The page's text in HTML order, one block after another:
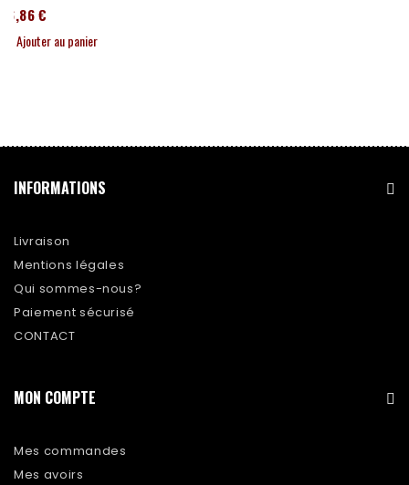
76,86 €
Ajouter au panier
INFORMATIONS
Livraison
Mentions légales
Qui sommes-nous?
Paiement sécurisé
CONTACT
MON COMPTE
Mes commandes
Mes avoirs